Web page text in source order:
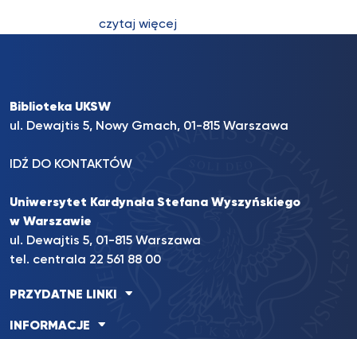
czytaj więcej
Biblioteka UKSW
ul. Dewajtis 5, Nowy Gmach, 01-815 Warszawa
IDŹ DO KONTAKTÓW
Uniwersytet Kardynała Stefana Wyszyńskiego
w Warszawie
ul. Dewajtis 5, 01-815 Warszawa
tel. centrala 22 561 88 00
PRZYDATNE LINKI
INFORMACJE